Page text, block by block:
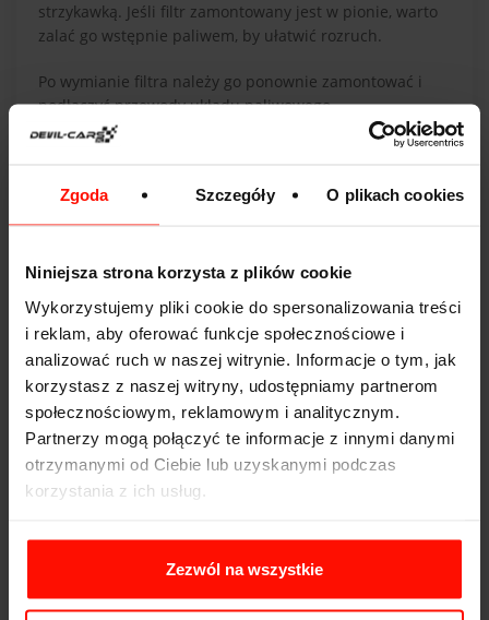
Zgoda Szczegóły O plikach cookies
Niniejsza strona korzysta z plików cookie
Wykorzystujemy pliki cookie do spersonalizowania treści
i reklam, aby oferować funkcje społecznościowe i
analizować ruch w naszej witrynie. Informacje o tym, jak
korzystasz z naszej witryny, udostępniamy partnerom
społecznościowym, reklamowym i analitycznym.
Partnerzy mogą połączyć te informacje z innymi danymi
otrzymanymi od Ciebie lub uzyskanymi podczas
korzystania z ich usług.
Zezwól na wszystkie
strzykawką. Jeśli filtr zamontowany jest w pionie, warto
zalać go wstępnie paliwem, by ułatwić rozruch.
Po wymianie filtra należy go ponownie zamontować i
podłączyć przewody układu paliwowego.
Cały proces musi zakończyć się odpowietrzeniem
benzynowym wystarczy zazwyczaj kilkukrotnie
przekręcić kluczyk, bez odpalania zapłonu. W przypadku
do auta tester diagnostyczny i uruchomić procedurę
można bezpiecznie odpalić silnik.
Niekiedy odpowietrzanie odbywa się za pomocą ręcznej
pompki.
Korzyści wynikające z regularnej
wymiany filtra paliwa
Regularna wymiana filtra paliwa przynosi wiele korzyści.
związanym z przedostaniem się zanieczyszczonego
paliwa do układu.
Dbając o regularne wymiany filtra, zapewniamy płynną i